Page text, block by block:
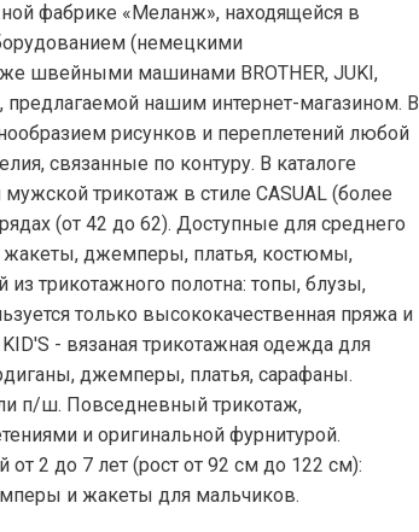
фабрике «Меланж», находящейся в
(немецкими
швейными машинами BROTHER, JUKI,
предлагаемой нашим интернет-магазином. В
рисунков и переплетений любой
связанные по контуру. В каталоге
трикотаж в стиле CASUAL (более
(от 42 до 62). Доступные для среднего
джемперы, платья, костюмы,
трикотажного полотна: топы, блузы,
только высококачественная пряжа и
- вязаная трикотажная одежда для
джемперы, платья, сарафаны.
п/ш. Повседневный трикотаж,
и оригинальной фурнитурой.
2 до 7 лет (рост от 92 см до 122 см):
и жакеты для мальчиков.